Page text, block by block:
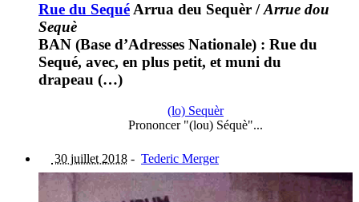
Rue du SequéArrua deu Sequèr /Arrue dou
Sequè
BAN (Base d’Adresses Nationale) : Rue du
Sequé, avec, en plus petit, et muni du
drapeau (…)
(lo) Sequèr
Prononcer "(lou) Séquè"...
30 juillet 2018 - Tederic Merger